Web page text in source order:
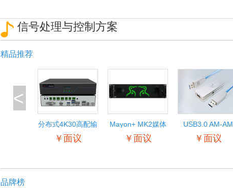
信号处理与控制方案
精品推荐
<
分布式4K30高配输
￥面议
Mayon+ MK2媒体
￥面议
USB3.0 AM-AM
￥面议
品牌榜